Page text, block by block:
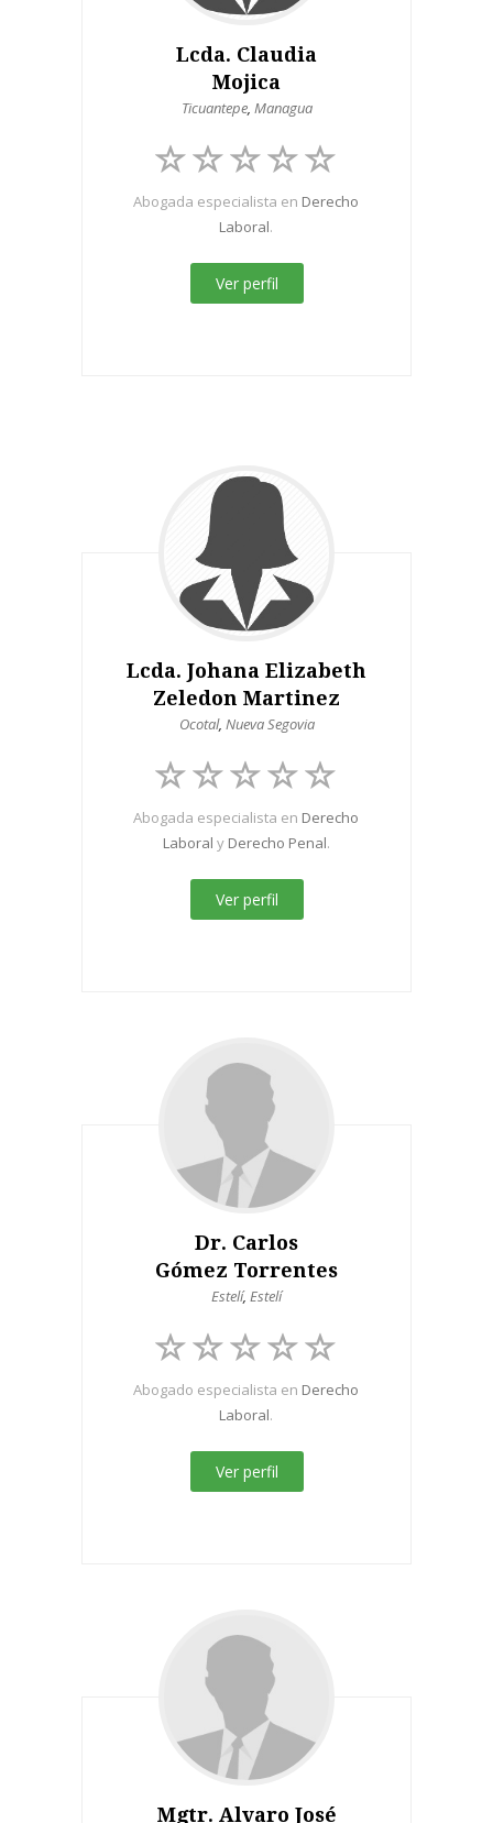
Lcda. Claudia
Mojica
Ticuantepe, Managua
Abogada especialista en Derecho
Laboral.
Ver perfil
Lcda. Johana Elizabeth
Zeledon Martinez
Ocotal, Nueva Segovia
Abogada especialista en Derecho
Laboral y Derecho Penal.
Ver perfil
Dr. Carlos
Gómez Torrentes
Estelí, Estelí
Abogado especialista en Derecho
Laboral.
Ver perfil
Mgtr. Alvaro José